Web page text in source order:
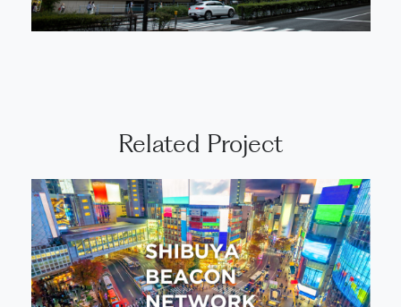
Related Project